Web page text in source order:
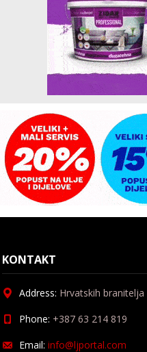
KONTAKT
Address: Hrvatskih
Phone: +387 63 214 819
Email: info@ljportal.com